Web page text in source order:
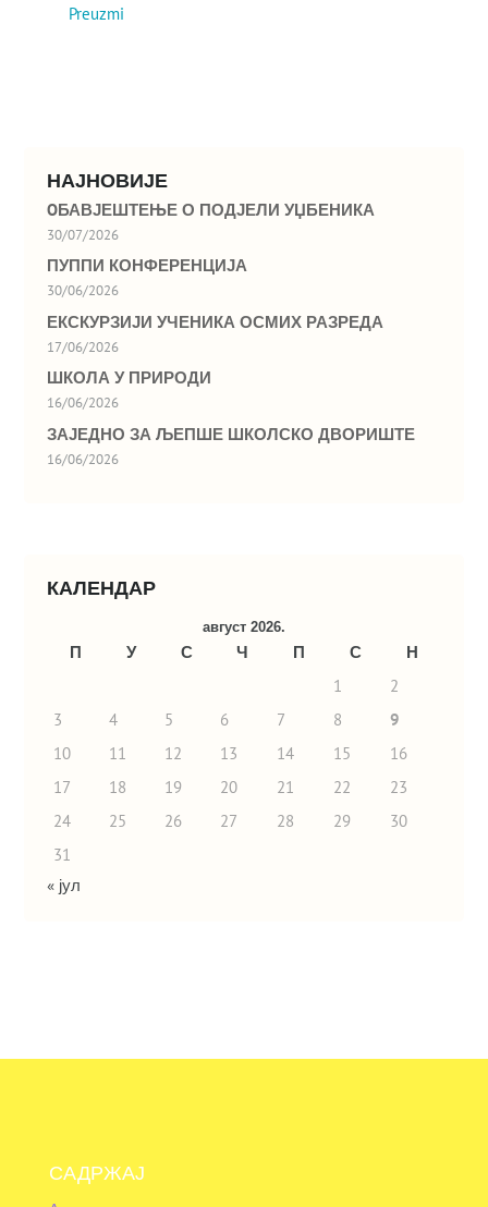
Preuzmi
НАЈНОВИЈЕ
OБАВЈЕШТЕЊЕ О ПОДЈЕЛИ УЏБЕНИКА
30/07/2026
ПУППИ КОНФЕРЕНЦИЈА
30/06/2026
ЕКСКУРЗИЈИ УЧЕНИКА ОСМИХ РАЗРЕДА
17/06/2026
ШКОЛА У ПРИРОДИ
16/06/2026
ЗАЈЕДНО ЗА ЉЕПШЕ ШКОЛСКО ДВОРИШТЕ
16/06/2026
КАЛЕНДАР
август 2026.
П У С Ч П С
Н
1
2
3
4 5 6 7 8
9
10
11 12 13 14 15
16
17
18 19 20 21 22
23
24
25 26 27 28 29
30
31
« јул
САДРЖАЈ